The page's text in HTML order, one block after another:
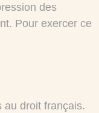
des
Pour exercer ce
au droit français.